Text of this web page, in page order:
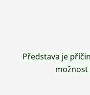
Představa je
možnost